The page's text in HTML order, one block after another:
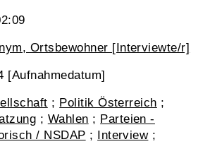
Ortsbewohner [Interviewte/r]
[Aufnahmedatum]
; Politik Österreich ;
; Wahlen ; Parteien -
/ NSDAP ; Interview;